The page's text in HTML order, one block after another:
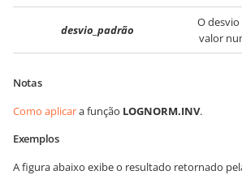
desvio_padrão
O
valor
Notas
Como aplicara função LOGNORM.INV.
Exemplos
A figura abaixo exibe o resultado retornado